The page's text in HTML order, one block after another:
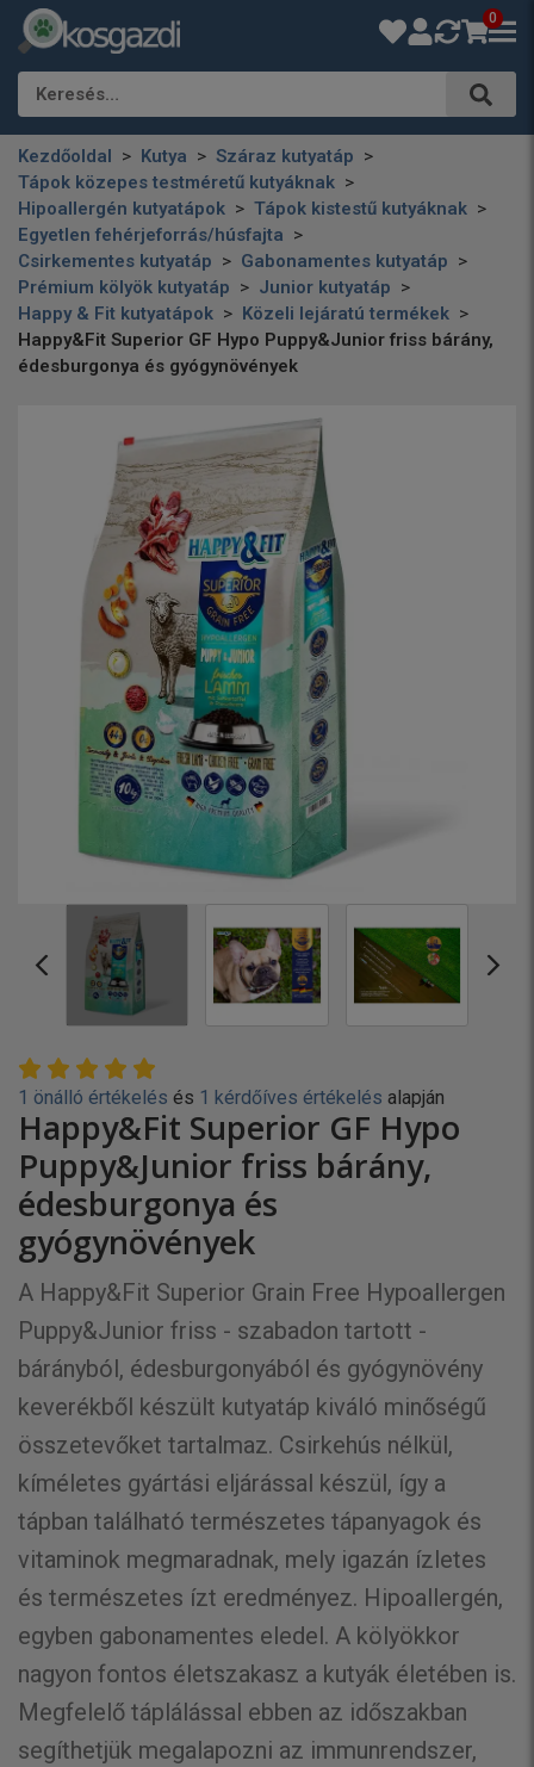
0
Keresés…
Kezdőoldal Kutya
Száraz kutyatáp
Tápok közepes testméretű kutyáknak
Hipoallergén kutyatápok
Tápok kistestű kutyáknak
Egyetlen fehérjeforrás/húsfajta
Csirkementes kutyatáp
Gabonamentes kutyatáp
Prémium kölyök kutyatáp
Junior kutyatáp
Happy & Fit kutyatápok
Közeli lejáratú termékek
Happy&Fit Superior GF Hypo Puppy&Junior friss bárány,
édesburgonya és gyógynövények
1 önálló értékelés és 1 kérdőíves értékelés alapján
Happy&Fit Superior GF Hypo
Puppy&Junior friss bárány,
édesburgonya és
gyógynövények
A Happy&Fit Superior Grain Free Hypoallergen
Puppy&Junior friss - szabadon tartott -
bárányból, édesburgonyából és gyógynövény
keverékből készült kutyatáp kiváló minőségű
összetevőket tartalmaz. Csirkehús nélkül,
kíméletes gyártási eljárással készül, így a
tápban található természetes tápanyagok és
vitaminok megmaradnak, mely igazán ízletes
és természetes ízt eredményez. Hipoallergén,
egyben gabonamentes eledel. A kölyökkor
nagyon fontos életszakasz a kutyák életében is.
Megfelelő táplálással ebben az időszakban
segíthetjük megalapozni az immunrendszer,